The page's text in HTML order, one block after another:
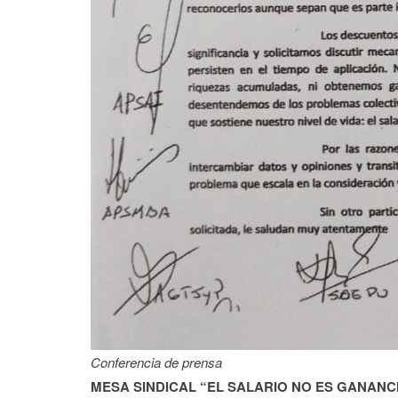
Conferencia de prensa
MESA SINDICAL “EL SALARIO NO ES